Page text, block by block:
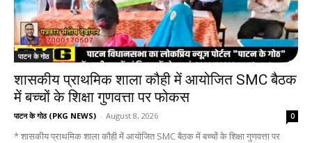
पाटन के गोठ
शासकीय प्राथमिक शाला कौही में आयोजित SMC बैठक
में बच्चों के शिक्षा गुणवत्ता पर फोकस
पाटन के गोठ (PKG NEWS) - August 8, 2026 0
* शासकीय प्राथमिक शाला कौही में आयोजित SMC बैठक में बच्चों के शिक्षा गुणवत्ता पर